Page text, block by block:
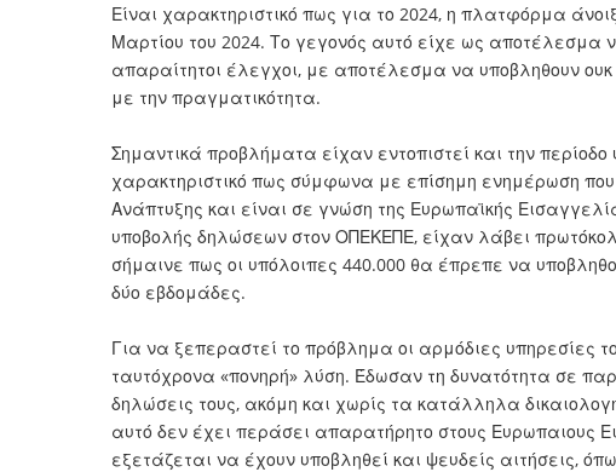
Είναι χαρακτηριστικό πως για το 2024, η πλατφόρμα
Μαρτίου του 2024. Το γεγονός αυτό είχε ως αποτέλεσμα
απαραίτητοι έλεγχοι, με αποτέλεσμα να υποβληθουν
με την πραγματικότητα.
Σημαντικά προβλήματα είχαν εντοπιστεί και την
χαρακτηριστικό πως σύμφωνα με επίσημη ενημέρωση που
Ανάπτυξης και είναι σε γνώση της Ευρωπαϊκής
υποβολής δηλώσεων στον ΟΠΕΚΕΠΕ, είχαν λάβει
σήμαινε πως οι υπόλοιπες 440.000 θα έπρεπε να
δύο εβδομάδες.
Για να ξεπεραστεί το πρόβλημα οι αρμόδιες υπηρεσίες
ταυτόχρονα «πονηρή» λύση. Έδωσαν τη δυνατότητα σε
δηλώσεις τους, ακόμη και χωρίς τα κατάλληλα
αυτό δεν έχει περάσει απαρατήρητο στους Ευρωπαιους
εξετάζεται να έχουν υποβληθεί και ψευδείς αιτήσεις,